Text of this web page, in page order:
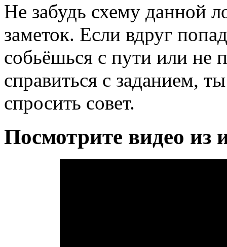
Не забудь схему данной
заметок. Если вдруг
собьёшься с пути или не
справиться с заданием,
спросить совет.
Посмотрите видео из